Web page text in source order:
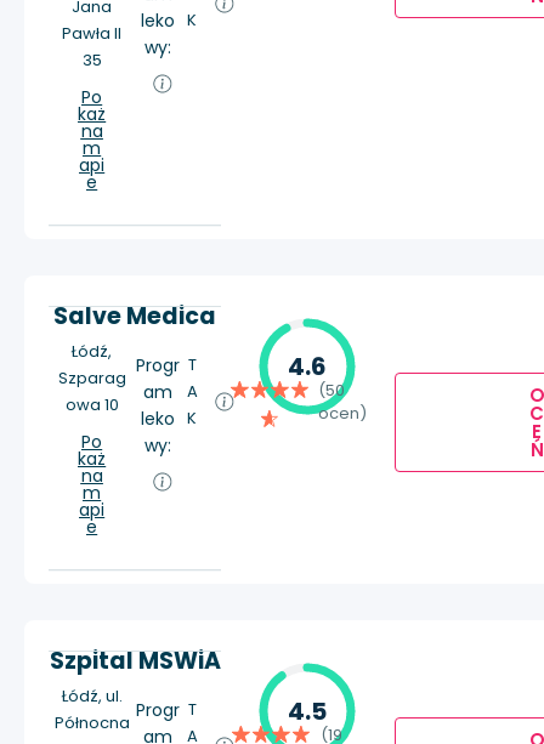
Jana
Pawła II
35
Po
każ
na
m
api
e
leko
wy:
K
Salve Medica
Łódź,
Szparag
owa 10
Po
każ
na
m
api
e
Progr
am
leko
wy:
T
A
K
4.6
(50
ocen)
O
C
E
Ń
Szpital MSWiA
Łódź, ul.
Północna
Progr
am
T
A
4.5
(19